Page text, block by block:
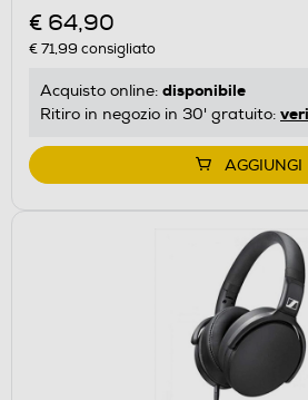
€ 64,90
€ 71,99 consigliato
Acquisto online: disponibile
Ritiro in negozio in 30' gratuito:
AGGIUNGI